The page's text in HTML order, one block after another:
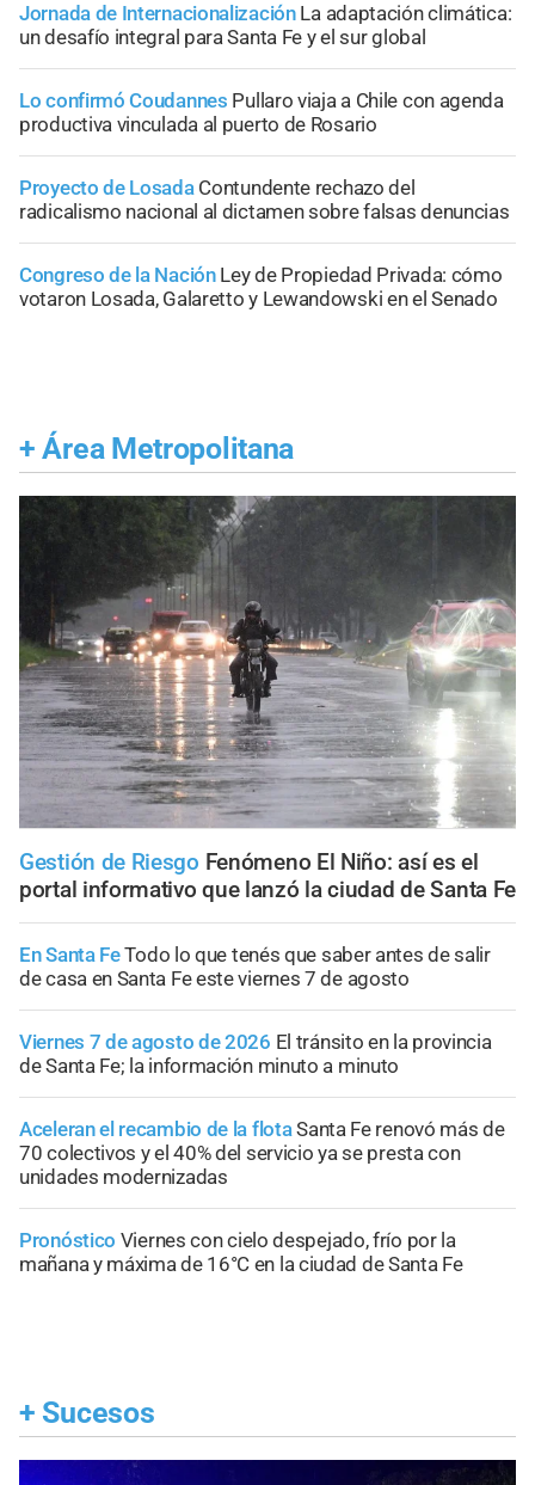
Jornada de Internacionalización La adaptación climática:
un desafío integral para Santa Fe y el sur global
Lo confirmó Coudannes Pullaro viaja a Chile con agenda
productiva vinculada al puerto de Rosario
Proyecto de Losada Contundente rechazo del
radicalismo nacional al dictamen sobre falsas denuncias
Congreso de la Nación Ley de Propiedad Privada: cómo
votaron Losada, Galaretto y Lewandowski en el Senado
+ Área Metropolitana
Gestión de Riesgo Fenómeno El Niño: así es el
portal informativo que lanzó la ciudad de Santa Fe
En Santa FeTodo lo que tenés que saber antes de salir
de casa en Santa Fe este viernes 7 de agosto
Viernes 7 de agosto de 2026 El tránsito en la provincia
de Santa Fe; la información minuto a minuto
Aceleran el recambio de la flotaSanta Fe renovó más de
70 colectivos y el 40% del servicio ya se presta con
unidades modernizadas
Pronóstico Viernes con cielo despejado, frío por la
mañana y máxima de 16°C en la ciudad de Santa Fe
+ Sucesos